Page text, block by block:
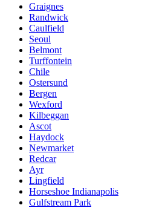
Graignes
Randwick
Caulfield
Seoul
Belmont
Turffontein
Chile
Ostersund
Bergen
Wexford
Kilbeggan
Ascot
Haydock
Newmarket
Redcar
Ayr
Lingfield
Horseshoe Indianapolis
Gulfstream Park